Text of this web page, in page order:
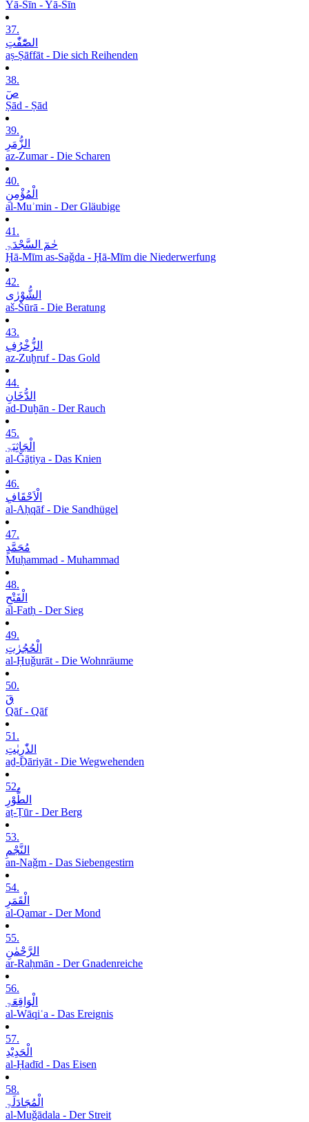
Yā-Sīn - Yā-Sīn
37.
الصّٰٓفّٰتِ
aṣ-Ṣāffāt - Die sich Reihenden
38.
صٓ
Ṣād - Ṣād
39.
الزُّمَرِ
az-Zumar - Die Scharen
40.
الْمُؤْمِنِ
al-Muʾmin - Der Gläubige
41.
حٰمٓ السَّجْدَۃِ
Ḥā-Mīm as-Saǧda - Ḥā-Mīm die Niederwerfung
42.
الشُّوْرٰی
aš-Šūrā - Die Beratung
43.
الزُّخْرُفِ
az-Zuḫruf - Das Gold
44.
الدُّخَانِ
ad-Duḫān - Der Rauch
45.
الْجَاثِیَۃِ
al-Ǧāṯiya - Das Knien
46.
الْاَحْقَافِ
al-Aḥqāf - Die Sandhügel
47.
مُحَمَّدٍ
Muḥammad - Muhammad
48.
الْفَتْحِ
al-Fatḥ - Der Sieg
49.
الْحُجُرٰتِ
al-Ḥuǧurāt - Die Wohnräume
50.
قٓ
Qāf - Qāf
51.
الذّٰرِیٰتِ
aḏ-Ḏāriyāt - Die Wegwehenden
52.
الطُّوْرِ
aṭ-Ṭūr - Der Berg
53.
النَّجْمِ
an-Naǧm - Das Siebengestirn
54.
الْقَمَرِ
al-Qamar - Der Mond
55.
الرَّحْمٰنِ
ar-Raḥmān - Der Gnadenreiche
56.
الْوَاقِعَۃِ
al-Wāqiʿa - Das Ereignis
57.
الْحَدِیْدِ
al-Ḥadīd - Das Eisen
58.
الْمُجَادَلَۃِ
al-Muǧādala - Der Streit